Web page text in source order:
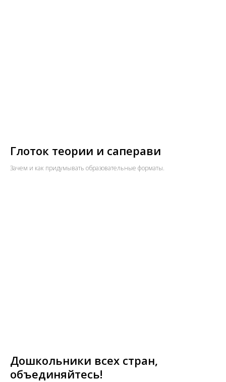
Глоток теории и саперави
Зачем и как придумывать образовательные форматы.
Дошкольники всех стран,
объединяйтесь!